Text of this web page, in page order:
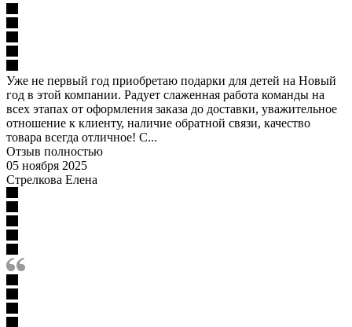
Уже не первый год приобретаю подарки для детей на Новый
год в этой компании. Радует слаженная работа команды на
всех этапах от оформления заказа до доставки, уважительное
отношение к клиенту, наличие обратной связи, качество
товара всегда отличное! С...
Отзыв полностью
05 ноября 2025
Стрелкова Елена